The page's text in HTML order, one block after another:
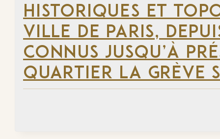
HISTORIQUES ET
VILLE DE PARIS,
CONNUS JUSQU’À
QUARTIER LA GRÈVE